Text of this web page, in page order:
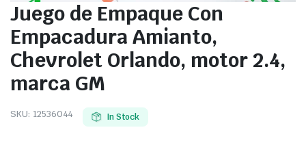
Juego de Empaque Con
Empacadura Amianto,
Chevrolet Orlando, motor 2.4,
marca GM
SKU: 12536044 In Stock